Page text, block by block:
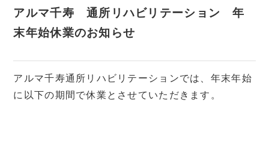
アルマ千寿 通所リハビリテーション 年
末年始休業のお知らせ
アルマ千寿通所リハビリテーションでは、年末年始
に以下の期間で休業とさせていただきます。